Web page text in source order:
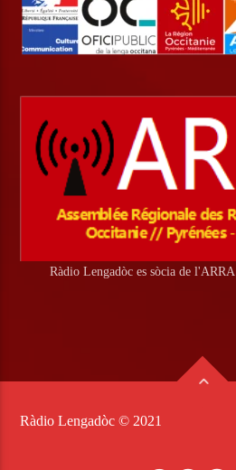
Ràdio Lengadòc es sòcia de l'ARRA
Ràdio Lengadòc © 2021